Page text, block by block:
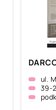
ul.
39-